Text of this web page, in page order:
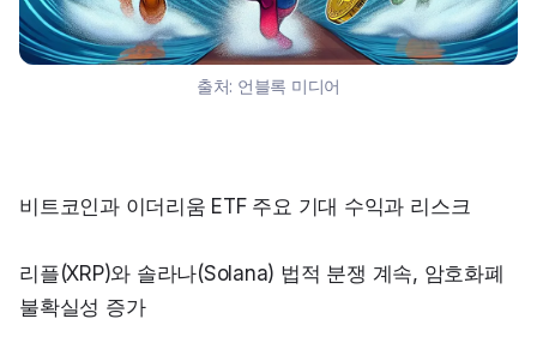
출처: 언블록 미디어
비트코인과 이더리움 ETF 주요 기대 수익과 리스크
리플(XRP)와 솔라나(Solana) 법적 분쟁 계속, 암호화폐
불확실성 증가